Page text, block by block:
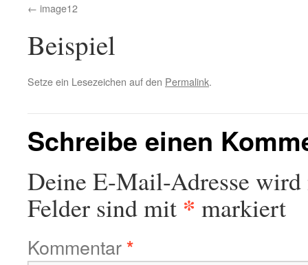
image12
Beispiel
Setze ein Lesezeichen auf den Permalink.
Schreibe einen
Deine E-Mail-Adresse
Felder sind mit * markiert
Kommentar*